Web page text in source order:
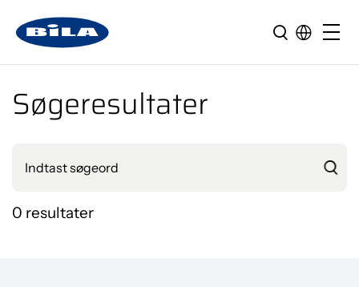
Søgeresultater
0 resultater